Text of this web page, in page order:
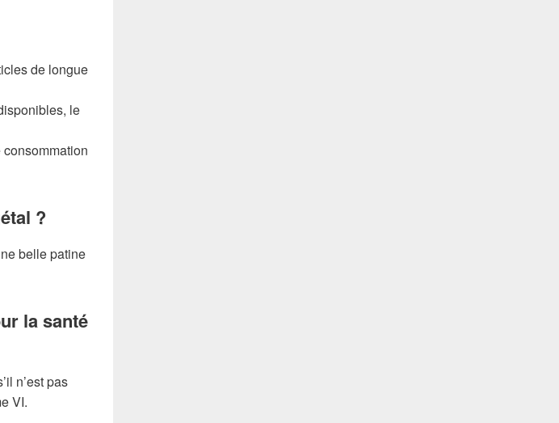
de longue
le
?
belle patine
la santé
n’est pas
VI.